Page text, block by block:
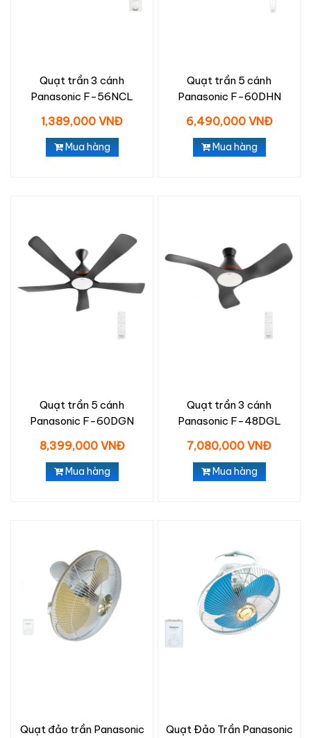
Quạt trần 3 cánh
Panasonic F-56NCL
1,389,000 VNĐ
Mua hàng
Quạt trần 5 cánh
Panasonic F-60DHN
6,490,000 VNĐ
Mua hàng
Quạt trần 5 cánh
Panasonic F-60DGN
8,399,000 VNĐ
Mua hàng
Quạt trần 3 cánh
Panasonic F-48DGL
7,080,000 VNĐ
Mua hàng
Quạt đảo trần Panasonic
Quạt Đảo Trần Panasonic